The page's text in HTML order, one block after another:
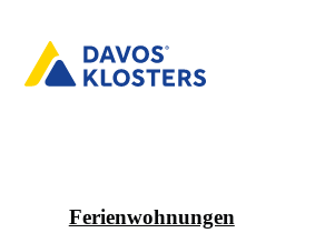
Ferienwohnungen